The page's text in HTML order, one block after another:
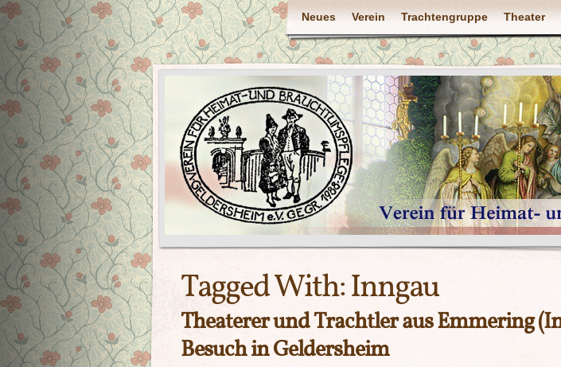
Neues Verein Trachtengruppe Theater
Tagged With:Inngau
Theaterer und Trachtler aus Emmering
Besuch in Geldersheim